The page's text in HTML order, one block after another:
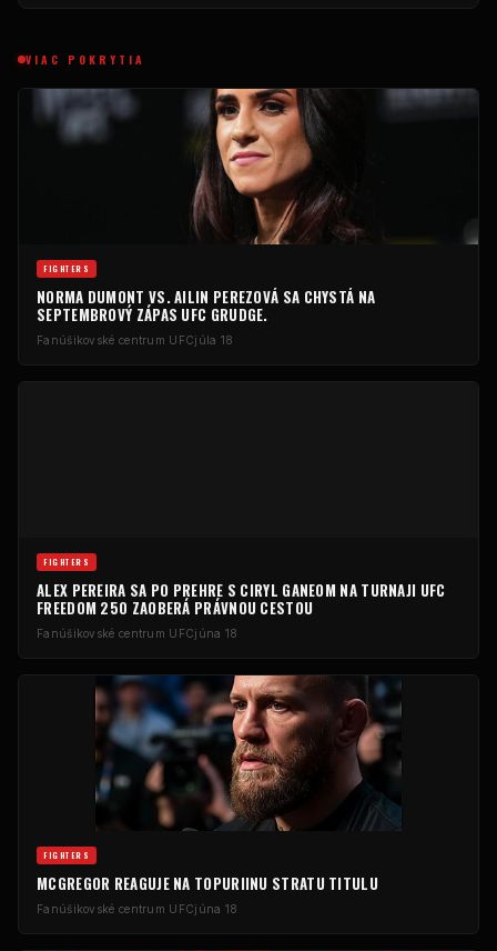
VIAC POKRYTIA
FIGHTERS
NORMA DUMONT VS. AILIN PEREZOVÁ SA CHYSTÁ NA
SEPTEMBROVÝ ZÁPAS UFC GRUDGE.
Fanúšikovské centrum UFCjúla 18
FIGHTERS
ALEX PEREIRA SA PO PREHRE S CIRYL GANEOM NA TURNAJI UFC
FREEDOM 250 ZAOBERÁ PRÁVNOU CESTOU
Fanúšikovské centrum UFCjúna 18
FIGHTERS
MCGREGOR REAGUJE NA TOPURIINU STRATU TITULU
Fanúšikovské centrum UFCjúna 18